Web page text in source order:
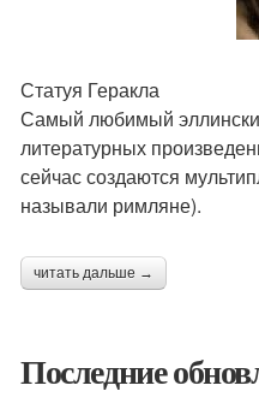
Статуя Геракла
Самый любимый
литературных
сейчас создаются
называли римляне).
читать дальше →
Последние